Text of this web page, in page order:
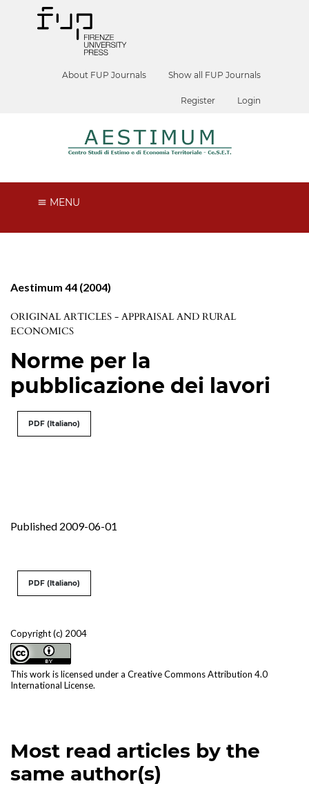
About FUP Journals Show all FUP Journals
Register Login
MENU
Aestimum 44 (2004)
ORIGINAL ARTICLES - APPRAISAL AND RURAL
ECONOMICS
Norme per la
pubblicazione dei lavori
PDF (Italiano)
Published 2009-06-01
Copyright (c) 2004
This work is licensed under a Creative Commons Attribution 4.0
International License.
PDF (Italiano)
Most read articles by the
same author(s)